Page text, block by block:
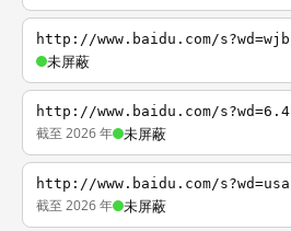
http://www.baidu.com/s?wd=wjb
未屏蔽
http://www.baidu.com/s?wd=6.4
截至 2026 年 未屏蔽
http://www.baidu.com/s?wd=usa
截至 2026 年 未屏蔽